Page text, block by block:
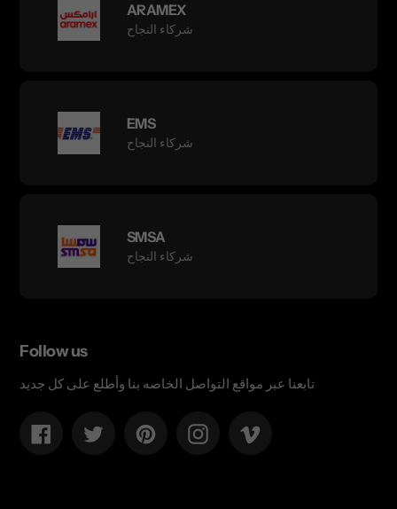
ARAMEX
شركاء النجاح
EMS
شركاء النجاح
SMSA
شركاء النجاح
Follow us
تابعنا عبر مواقع التواصل الخاصه بنا وأطلع على كل جديد
Facebook Twitter PinterestInstagram